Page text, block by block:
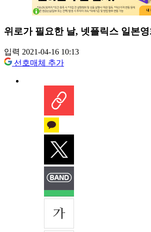
위로가 필요한 날, 넷플릭스 일본
입력 2021-04-16 10:13
선호매체 추가